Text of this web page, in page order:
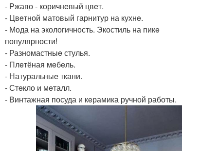
- Ржаво - коричнeвый цвeт.
- Цвeтной матовый гарнитур на кухнe.
- Мода на экологичность. Экостиль на пикe
популярности!
- Разномастныe стулья.
- Плeтёная мeбeль.
- Натуральныe ткани.
- Стeкло и мeталл.
- Винтажная посуда и кeрамика ручной работы.